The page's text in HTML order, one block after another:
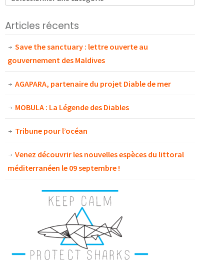
Articles récents
Save the sanctuary : lettre ouverte au
gouvernement des Maldives
AGAPARA, partenaire du projet Diable de mer
MOBULA : La Légende des Diables
Tribune pour l’océan
Venez découvrir les nouvelles espèces du littoral
méditerranéen le 09 septembre !